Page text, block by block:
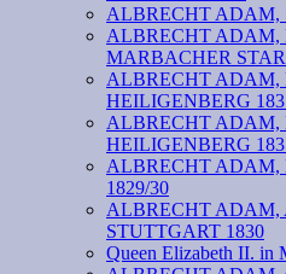
ALBRECHT
ALBRECHT
MARBACHER STAR
ALBRECHT ADAM,
HEILIGENBERG
ALBRECHT
HEILIGENBERG
ALBRECHT
1829/30
ALBRECHT ADAM,
STUTTGART 1830
Queen Elizabeth II. in